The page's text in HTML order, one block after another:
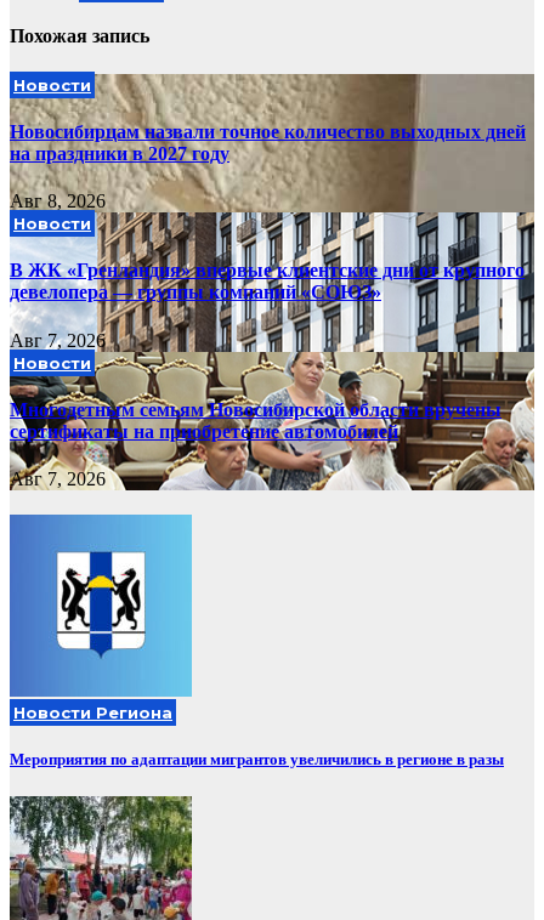
Похожая запись
Новости
Новосибирцам назвали точное количество выходных дней
на праздники в 2027 году
Авг 8, 2026
Новости
В ЖК «Гренландия» впервые клиентские дни от крупного
девелопера — группы компаний «СОЮЗ»
Авг 7, 2026
Новости
Многодетным семьям Новосибирской области вручены
сертификаты на приобретение автомобилей
Авг 7, 2026
Новости Региона
Мероприятия по адаптации мигрантов увеличились в регионе в разы